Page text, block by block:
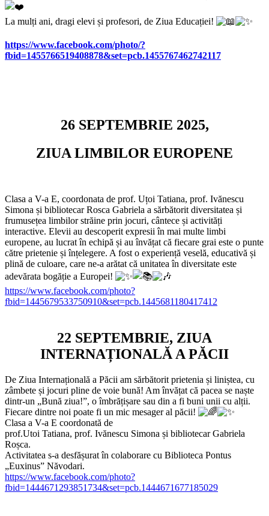
La mulți ani, dragi elevi și profesori, de Ziua Educației!
https://www.facebook.com/photo/?
fbid=1455766519408878&set=pcb.1455767462742117
26 SEPTEMBRIE 2025,
ZIUA LIMBILOR EUROPENE
Clasa a V-a E, coordonata de prof. Uțoi Tatiana, prof. Ivănescu
Simona și bibliotecar Rosca Gabriela a sărbătorit diversitatea și
frumusețea limbilor străine prin jocuri, cântece și activități
interactive. Elevii au descoperit expresii în mai multe limbi
europene, au lucrat în echipă și au învățat că fiecare grai este o punte
către prietenie și înțelegere. A fost o experiență veselă, educativă și
plină de culoare, care ne-a arătat că unitatea în diversitate este
adevărata bogăție a Europei!
https://www.facebook.com/photo?
fbid=1445679533750910&set=pcb.1445681180417412
22 SEPTEMBRIE, ZIUA
INTERNAȚIONALĂ A PĂCII
De Ziua Internațională a Păcii am sărbătorit prietenia și liniștea, cu
zâmbete și jocuri pline de voie bună! Am învățat că pacea se naște
dintr-un „Bună ziua!”, o îmbrățișare sau din a fi buni unii cu alții.
Fiecare dintre noi poate fi un mic mesager al păcii!
Clasa a V-a E coordonată de
prof.Utoi Tatiana, prof. Ivănescu Simona și bibliotecar Gabriela
Roșca.
Activitatea s-a desfășurat în colaborare cu Biblioteca Pontus
„Euxinus” Năvodari.
https://www.facebook.com/photo?
fbid=1444671293851734&set=pcb.1444671677185029